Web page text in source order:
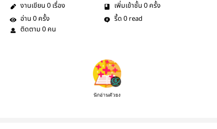
งานเขียน 0 เรื่อง เพิ่มเข้าชั้น 0 ครั้ง
อ่าน 0 ครั้ง รี้ด 0 read
ติดตาม 0 คน
นักอ่านตัวยง